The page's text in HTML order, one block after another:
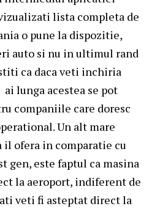
lista completa de
o pune la dispozitie,
auto si nu in ultimul rand
ca daca veti inchiria
lunga acestea se pot
companiile care doresc
Un alt mare
il ofera in comparatie cu
gen, este faptul ca masina
la aeroport, indiferent de
veti fi asteptat direct la